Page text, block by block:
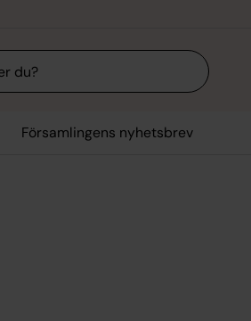
Församlingens nyhetsbrev